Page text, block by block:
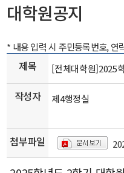
대학원공지
* 내용 입력 시 주민등록번호, 연
제목 [전체대학원]2025
작성자 제4행정실
첨부파일